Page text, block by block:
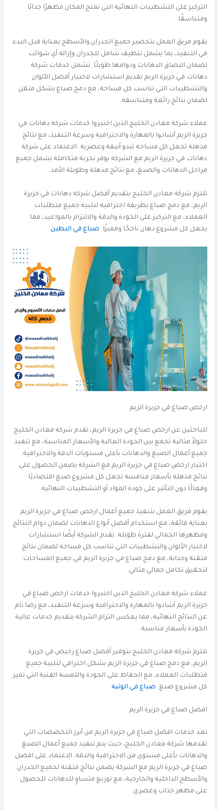
التركيز على التشطيبات النهائية التي تمنح المكان مظهرًا جذابًا
ومتناسقًا.
يقوم فريق العمل بتحضير جميع الجدران والأسطح بعناية قبل البدء
في التنفيذ، بما يشمل تنظيف شامل للجدران وإزالة أي شوائب
لضمان التصاق الدهانات ودوامها طويلًا. تشمل خدمات شركة
دهانات في جزيرة الريم تقديم استشارات لاختيار أفضل الألوان
والتشطيبات التي تناسب كل مساحة، مع دمج صباغ بشكل متقن
لضمان نتائج رائعة ومتناسقة.
عملاء شركة معادن الخليج الذين اختبروا خدمات شركة دهانات في
جزيرة الريم أشادوا بالمهارة والاحترافية وسرعة التنفيذ، مع نتائج
مذهلة تجعل كل مساحة تبدو أنيقة وعصرية. الاعتماد على شركة
دهانات في جزيرة الريم مع الشركة يوفر تجربة متكاملة تشمل جميع
مراحل الدهانات والصبغ، مع نتائج مذهلة وطويلة الأمد.
تلتزم شركة معادن الخليج بتقديم أفضل شركة دهانات في جزيرة
الريم، مع دمج صباغ بطريقة احترافية لتلبية جميع متطلبات
العملاء، مع التركيز على الجودة والدقة والالتزام بالمواعيد، مما
يجعل كل مشروع دهان ناجحًا ومميزًا. صباغ في البطين
ارخص صباغ في جزيرة الريم
للباحثين عن ارخص صباغ في جزيرة الريم، تقدم شركة معادن الخليج
حلولاً مثالية تجمع بين الجودة العالية والأسعار المناسبة، مع تنفيذ
جميع أعمال الصبغ والدهانات بأعلى مستويات الدقة والاحترافية.
اختيار ارخص صباغ في جزيرة الريم مع الشركة يضمن الحصول على
نتائج مذهلة بأسعار منافسة تجعل كل مشروع صبغ اقتصاديًا
وفعالًا دون التأثير على جودة المواد أو التشطيبات النهائية.
يقوم فريق العمل بتنفيذ جميع أعمال ارخص صباغ في جزيرة الريم
بعناية فائقة، مع استخدام أفضل أنواع الدهانات لضمان دوام النتائج
ومظهرها الجمالي لفترة طويلة. تقدم الشركة أيضًا استشارات
لاختيار الألوان والتشطيبات التي تناسب كل مساحة لضمان نتائج
متقنة وجذابة، مع دمج صباغ في جزيرة الريم في جميع المساحات
لتحقيق تكامل جمالي مثالي.
عملاء شركة معادن الخليج الذين اختبروا خدمات ارخص صباغ في
جزيرة الريم أشادوا بالمهارة والاحترافية وسرعة التنفيذ، مع رضا تام
عن النتائج النهائية، مما يعكس التزام الشركة بتقديم خدمات عالية
الجودة بأسعار مناسبة.
تلتزم شركة معادن الخليج بتوفير أفضل صباغ رخيص في جزيرة
الريم، مع دمج صباغ في جزيرة الريم بشكل احترافي لتلبية جميع
متطلبات العملاء، مع الحفاظ على الجودة واللمسة الفنية التي تميز
كل مشروع صبغ. صباغ في الوثبة
افضل صباغ في جزيرة الريم
تعد خدمات افضل صباغ في جزيرة الريم من أبرز التخصصات التي
تقدمها شركة معادن الخليج، حيث يتم تنفيذ جميع أعمال الصبغ
والدهانات بأعلى مستوى من الاحترافية والدقة. الاعتماد على افضل
صباغ في جزيرة الريم مع الشركة يضمن نتائج متقنة لجميع الجدران
والأسطح الداخلية والخارجية، مع توزيع متساوٍ للدهانات للحصول
على مظهر جذاب وعصري.